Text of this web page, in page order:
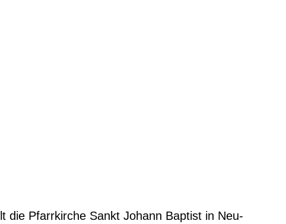
die Pfarrkirche Sankt Johann Baptist in Neu-